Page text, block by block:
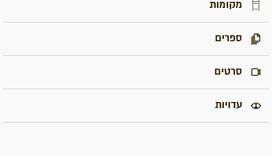
מקומות
ספרים
סרטים
עדויות